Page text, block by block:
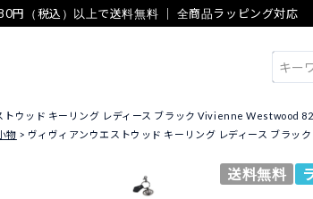
円（税込）以上で送料無料 ｜ 全商品ラッピング対応
トウッド キーリング レディース ブラック Vivienne Westwood
物 ヴィヴィアンウエストウッド キーリング レディース ブラ
送料無料